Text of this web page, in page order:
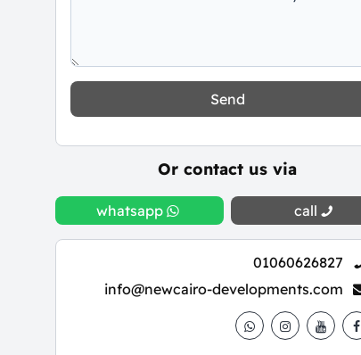
Send
Or contact us via
call
whatsapp
01060626827
info@newcairo-developments.com